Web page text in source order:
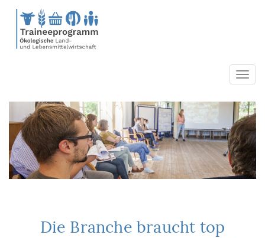
Inhalt
Die Branche braucht top